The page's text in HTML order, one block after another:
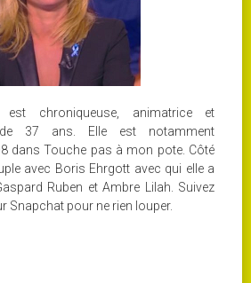
est chroniqueuse, animatrice et
37 ans. Elle est notamment
dans Touche pas à mon pote. Côté
avec Boris Ehrgott avec qui elle a
Ruben et Ambre Lilah. Suivez
Snapchat pour ne rien louper.